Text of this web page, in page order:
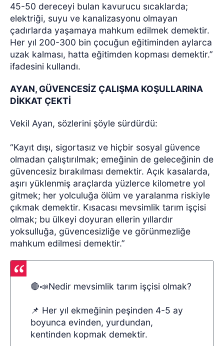
45-50 dereceyi bulan kavurucu sıcaklarda;
elektriği, suyu ve kanalizasyonu olmayan
çadırlarda yaşamaya mahkum edilmek demektir.
Her yıl 200-300 bin çocuğun eğitiminden aylarca
uzak kalması, hatta eğitimden kopması demektir.”
ifadesini kullandı.
AYAN, GÜVENCESİZ ÇALIŞMA KOŞULLARINA
DİKKAT ÇEKTİ
Vekil Ayan, sözlerini şöyle sürdürdü:
“Kayıt dışı, sigortasız ve hiçbir sosyal güvence
olmadan çalıştırılmak; emeğinin de geleceğinin de
güvencesiz bırakılması demektir. Açık kasalarda,
aşırı yüklenmiş araçlarda yüzlerce kilometre yol
gitmek; her yolculuğa ölüm ve yaralanma riskiyle
çıkmak demektir. Kısacası mevsimlik tarım işçisi
olmak; bu ülkeyi doyuran ellerin yıllardır
yoksulluğa, güvencesizliğe ve görünmezliğe
mahkum edilmesi demektir.”
🔴📣Nedir mevsimlik tarım işçisi olmak?
📌 Her yıl ekmeğinin peşinden 4-5 ay
boyunca evinden, yurdundan,
kentinden kopmak demektir.